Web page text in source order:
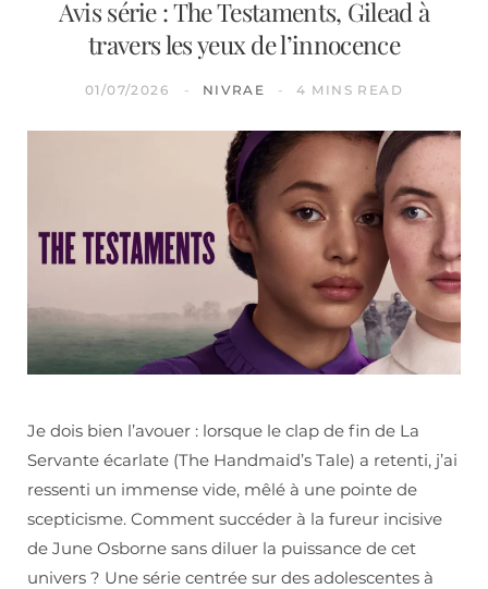
Avis série : The Testaments, Gilead à
travers les yeux de l’innocence
01/07/2026 NIVRAE 4 MINS READ
Je dois bien l’avouer : lorsque le clap de fin de La
Servante écarlate (The Handmaid’s Tale) a retenti, j’ai
ressenti un immense vide, mêlé à une pointe de
scepticisme. Comment succéder à la fureur incisive
de June Osborne sans diluer la puissance de cet
univers ? Une série centrée sur des adolescentes à